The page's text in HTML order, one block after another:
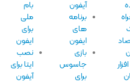
ملی
ایفون
نصب
ایتا برای
آیفون